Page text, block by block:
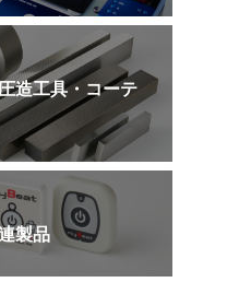
造工具・コーテ
製品